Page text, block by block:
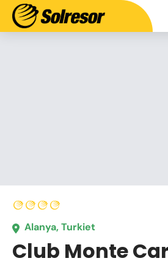
Alanya, Turkiet
Club Monte